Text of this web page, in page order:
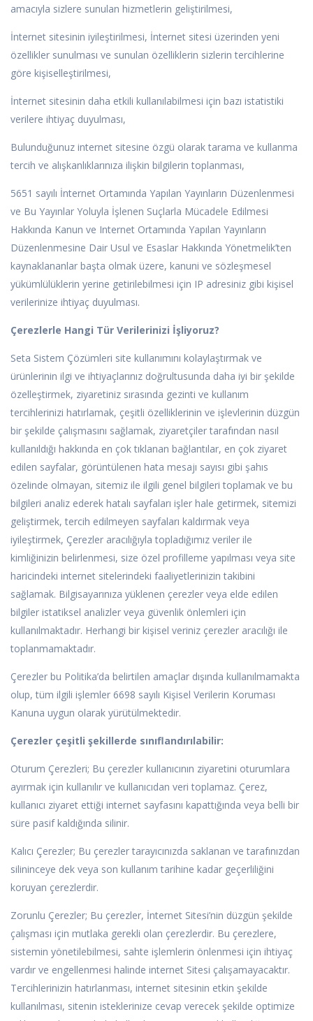
amacıyla sizlere sunulan hizmetlerin geliştirilmesi,
İnternet sitesinin iyileştirilmesi, İnternet sitesi üzerinden yeni
özellikler sunulması ve sunulan özelliklerin sizlerin tercihlerine
göre kişiselleştirilmesi,
İnternet sitesinin daha etkili kullanılabilmesi için bazı istatistiki
verilere ihtiyaç duyulması,
Bulunduğunuz internet sitesine özgü olarak tarama ve kullanma
tercih ve alışkanlıklarınıza ilişkin bilgilerin toplanması,
5651 sayılı İnternet Ortamında Yapılan Yayınların Düzenlenmesi
ve Bu Yayınlar Yoluyla İşlenen Suçlarla Mücadele Edilmesi
Hakkında Kanun ve Internet Ortamında Yapılan Yayınların
Düzenlenmesine Dair Usul ve Esaslar Hakkında Yönetmelik’ten
kaynaklananlar başta olmak üzere, kanuni ve sözleşmesel
yükümlülüklerin yerine getirilebilmesi için IP adresiniz gibi kişisel
verilerinize ihtiyaç duyulması.
Çerezlerle Hangi Tür Verilerinizi İşliyoruz?
Seta Sistem Çözümleri site kullanımını kolaylaştırmak ve
ürünlerinin ilgi ve ihtiyaçlarınız doğrultusunda daha iyi bir şekilde
özelleştirmek, ziyaretiniz sırasında gezinti ve kullanım
tercihlerinizi hatırlamak, çeşitli özelliklerinin ve işlevlerinin düzgün
bir şekilde çalışmasını sağlamak, ziyaretçiler tarafından nasıl
kullanıldığı hakkında en çok tıklanan bağlantılar, en çok ziyaret
edilen sayfalar, görüntülenen hata mesajı sayısı gibi şahıs
özelinde olmayan, sitemiz ile ilgili genel bilgileri toplamak ve bu
bilgileri analiz ederek hatalı sayfaları işler hale getirmek, sitemizi
geliştirmek, tercih edilmeyen sayfaları kaldırmak veya
iyileştirmek, Çerezler aracılığıyla topladığımız veriler ile
kimliğinizin belirlenmesi, size özel profilleme yapılması veya site
haricindeki internet sitelerindeki faaliyetlerinizin takibini
sağlamak. Bilgisayarınıza yüklenen çerezler veya elde edilen
bilgiler istatiksel analizler veya güvenlik önlemleri için
kullanılmaktadır. Herhangi bir kişisel veriniz çerezler aracılığı ile
toplanmamaktadır.
Çerezler bu Politika’da belirtilen amaçlar dışında kullanılmamakta
olup, tüm ilgili işlemler 6698 sayılı Kişisel Verilerin Koruması
Kanuna uygun olarak yürütülmektedir.
Çerezler çeşitli şekillerde sınıflandırılabilir:
Oturum Çerezleri; Bu çerezler kullanıcının ziyaretini oturumlara
ayırmak için kullanılır ve kullanıcıdan veri toplamaz. Çerez,
kullanıcı ziyaret ettiği internet sayfasını kapattığında veya belli bir
süre pasif kaldığında silinir.
Kalıcı Çerezler; Bu çerezler tarayıcınızda saklanan ve tarafınızdan
silininceye dek veya son kullanım tarihine kadar geçerliliğini
koruyan çerezlerdir.
Zorunlu Çerezler; Bu çerezler, İnternet Sitesi’nin düzgün şekilde
çalışması için mutlaka gerekli olan çerezlerdir. Bu çerezlere,
sistemin yönetilebilmesi, sahte işlemlerin önlenmesi için ihtiyaç
vardır ve engellenmesi halinde internet Sitesi çalışamayacaktır.
Tercihlerinizin hatırlanması, internet sitesinin etkin şekilde
kullanılması, sitenin isteklerinize cevap verecek şekilde optimize